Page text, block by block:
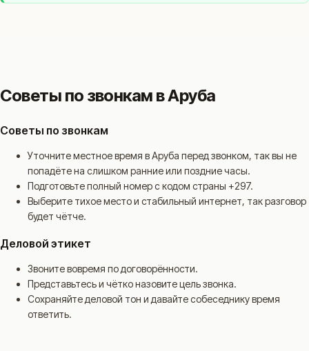
Советы по звонкам в Аруба
Советы по звонкам
Уточните местное время в Аруба перед звонком, так вы не
попадёте на слишком ранние или поздние часы.
Подготовьте полный номер с кодом страны +297.
Выберите тихое место и стабильный интернет, так разговор
будет чётче.
Деловой этикет
Звоните вовремя по договорённости.
Представьтесь и чётко назовите цель звонка.
Сохраняйте деловой тон и давайте собеседнику время
ответить.